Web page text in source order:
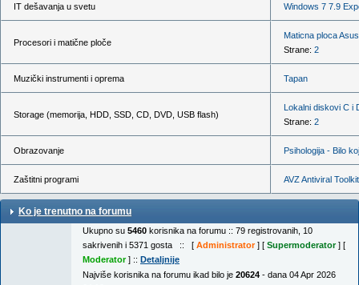
IT dešavanja u svetu Windows 7 7.9
Procesori i matične ploče
Maticna ploca
Strane: 2
Muzički instrumenti i oprema Tapan
Storage (memorija, HDD, SSD, CD, DVD, USB flash)
Lokalni diskovi C i
Strane: 2
Obrazovanje Psihologija - Bilo
Zaštitni programi AVZ Antiviral
Ko je trenutno na forumu
Ukupno su 5460 korisnika na forumu :: 79 registrovanih, 10
sakrivenih i 5371 gosta :: [ Administrator] [ Supermoderator] [
Moderator] :: Detaljnije
Najviše korisnika na forumu ikad bilo je 20624 - dana 04 Apr 2026